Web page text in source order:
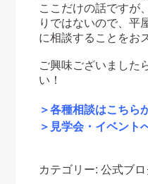
ここだけの話ですが
りではないので、平
に相談することをお
ご興味ございました
い！
＞各種相談はこちら
＞見学会・イベント
カテゴリー: 公式ブロ